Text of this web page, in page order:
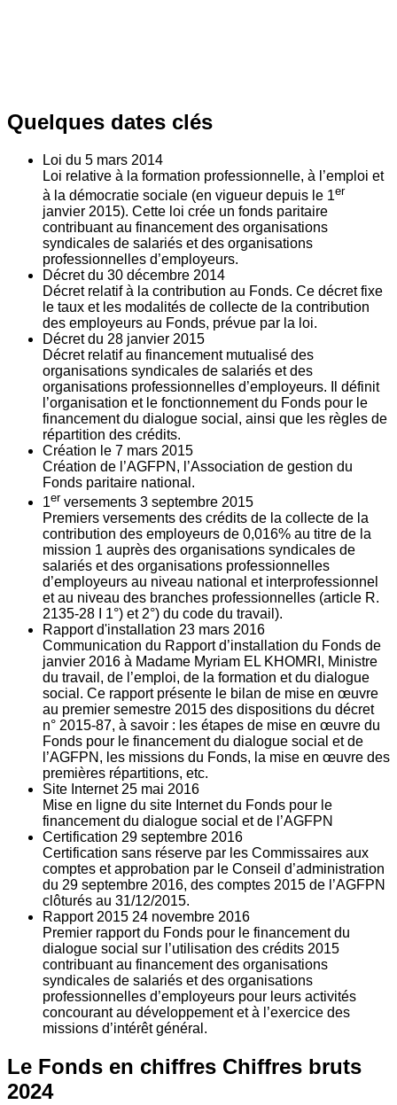
Quelques dates clés
Loi du 5 mars 2014
Loi relative à la formation professionnelle, à l’emploi et
à la démocratie sociale (en vigueur depuis le 1er
janvier 2015). Cette loi crée un fonds paritaire
contribuant au financement des organisations
syndicales de salariés et des organisations
professionnelles d’employeurs.
Décret du 30 décembre 2014
Décret relatif à la contribution au Fonds. Ce décret fixe
le taux et les modalités de collecte de la contribution
des employeurs au Fonds, prévue par la loi.
Décret du 28 janvier 2015
Décret relatif au financement mutualisé des
organisations syndicales de salariés et des
organisations professionnelles d’employeurs. Il définit
l’organisation et le fonctionnement du Fonds pour le
financement du dialogue social, ainsi que les règles de
répartition des crédits.
Création le 7 mars 2015
Création de l’AGFPN, l’Association de gestion du
Fonds paritaire national.
1er versements 3 septembre 2015
Premiers versements des crédits de la collecte de la
contribution des employeurs de 0,016% au titre de la
mission 1 auprès des organisations syndicales de
salariés et des organisations professionnelles
d’employeurs au niveau national et interprofessionnel
et au niveau des branches professionnelles (article R.
2135‐28 I 1°) et 2°) du code du travail).
Rapport d'installation 23 mars 2016
Communication du Rapport d’installation du Fonds de
janvier 2016 à Madame Myriam EL KHOMRI, Ministre
du travail, de l’emploi, de la formation et du dialogue
social. Ce rapport présente le bilan de mise en œuvre
au premier semestre 2015 des dispositions du décret
n° 2015-87, à savoir : les étapes de mise en œuvre du
Fonds pour le financement du dialogue social et de
l’AGFPN, les missions du Fonds, la mise en œuvre des
premières répartitions, etc.
Site Internet 25 mai 2016
Mise en ligne du site Internet du Fonds pour le
financement du dialogue social et de l’AGFPN
Certification 29 septembre 2016
Certification sans réserve par les Commissaires aux
comptes et approbation par le Conseil d’administration
du 29 septembre 2016, des comptes 2015 de l’AGFPN
clôturés au 31/12/2015.
Rapport 2015 24 novembre 2016
Premier rapport du Fonds pour le financement du
dialogue social sur l’utilisation des crédits 2015
contribuant au financement des organisations
syndicales de salariés et des organisations
professionnelles d’employeurs pour leurs activités
concourant au développement et à l’exercice des
missions d’intérêt général.
Le Fonds en chiffres Chiffres bruts
2024